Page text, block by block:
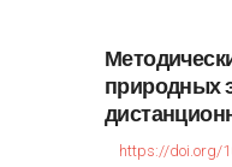
природных
https://doi.org/